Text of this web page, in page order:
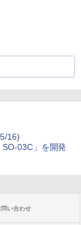
16)
03C」を開発
問い合わせ